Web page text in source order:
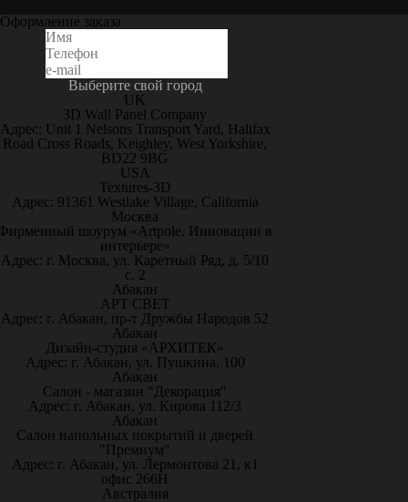
Оформление заказа
Выберите свой город
UK
3D Wall Panel Company
Адрес: Unit 1 Nelsons Transport Yard, Halifax
Road Cross Roads, Keighley, West Yorkshire,
BD22 9BG
USA
Textures-3D
Адрес: 91361 Westlake Village, California
Москва
шоурум «Artpole. Инновации в
интерьере»
Адрес: г. Москва, ул. Каретный Ряд, д. 5/10
с. 2
Абакан
АРТ СВЕТ
Адрес: г. Абакан, пр-т Дружбы Народов 52
Абакан
Дизайн-студия «АРХИТЕК»
Адрес: г. Абакан, ул. Пушкина, 100
Абакан
Салон - магазин "Декорация"
Адрес: г. Абакан, ул. Кирова 112/3
Абакан
Салон напольных покрытий и дверей
"Премиум"
Адрес: г. Абакан, ул. Лермонтова 21, к1
офис 266Н
Австралия